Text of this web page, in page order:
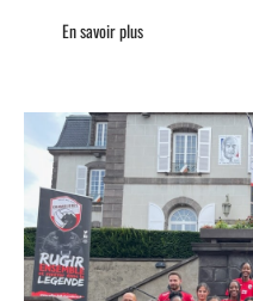
En savoir plus